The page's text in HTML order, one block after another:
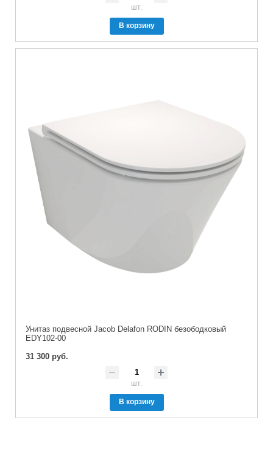
шт.
В корзину
Унитаз подвесной Jacob Delafon RODIN безободковый
EDY102-00
31 300 руб.
шт.
В корзину